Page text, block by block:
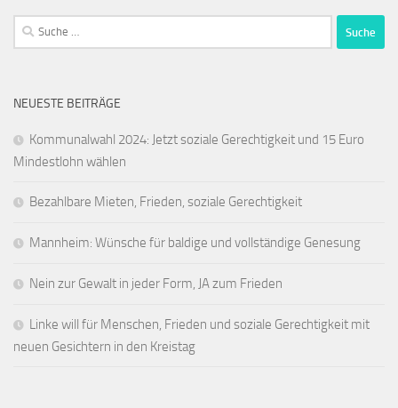
Suche
nach:
NEUESTE BEITRÄGE
Kommunalwahl 2024: Jetzt soziale Gerechtigkeit und 15 Euro
Mindestlohn wählen
Bezahlbare Mieten, Frieden, soziale Gerechtigkeit
Mannheim: Wünsche für baldige und vollständige Genesung
Nein zur Gewalt in jeder Form, JA zum Frieden
Linke will für Menschen, Frieden und soziale Gerechtigkeit mit
neuen Gesichtern in den Kreistag